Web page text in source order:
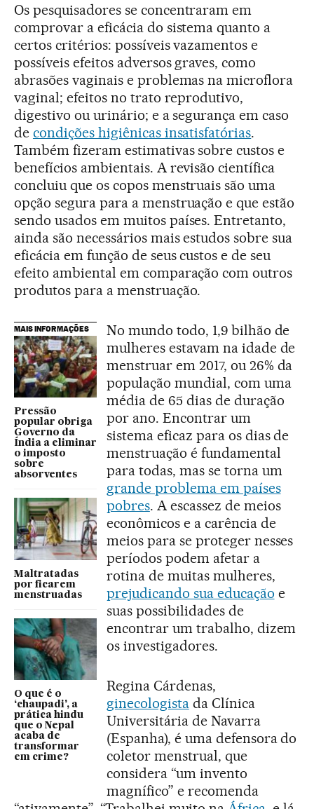
Os pesquisadores se concentraram em
comprovar a eficácia do sistema quanto a
certos critérios: possíveis vazamentos e
possíveis efeitos adversos graves, como
abrasões vaginais e problemas na microflora
vaginal; efeitos no trato reprodutivo,
digestivo ou urinário; e a segurança em caso
de condições higiênicas insatisfatórias.
Também fizeram estimativas sobre custos e
benefícios ambientais. A revisão científica
concluiu que os copos menstruais são uma
opção segura para a menstruação e que estão
sendo usados em muitos países. Entretanto,
ainda são necessários mais estudos sobre sua
eficácia em função de seus custos e de seu
efeito ambiental em comparação com outros
produtos para a menstruação.
MAIS INFORMAÇÕES
Pressão
popular obriga
Governo da
Índia a eliminar
o imposto
sobre
absorventes
Maltratadas
por ficarem
menstruadas
O que é o
‘chaupadi’, a
prática hindu
que o Nepal
acaba de
transformar
em crime?
No mundo todo, 1,9 bilhão de
mulheres estavam na idade de
menstruar em 2017, ou 26% da
população mundial, com uma
média de 65 dias de duração
por ano. Encontrar um
sistema eficaz para os dias de
menstruação é fundamental
para todas, mas se torna um
grande problema em países
pobres. A escassez de meios
econômicos e a carência de
meios para se proteger nesses
períodos podem afetar a
rotina de muitas mulheres,
prejudicando sua educação e
suas possibilidades de
encontrar um trabalho, dizem
os investigadores.
Regina Cárdenas,
ginecologistada Clínica
Universitária de Navarra
(Espanha), é uma defensora do
coletor menstrual, que
considera “um invento
magnífico” e recomenda